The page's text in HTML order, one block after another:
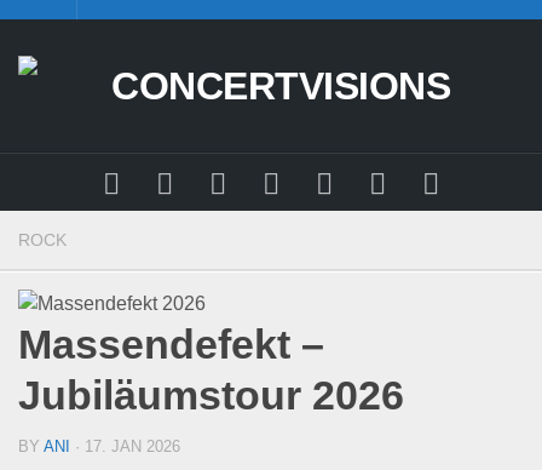
content
ROCK
Massendefekt –
Jubiläumstour 2026
BY ANI · 17. JAN 2026